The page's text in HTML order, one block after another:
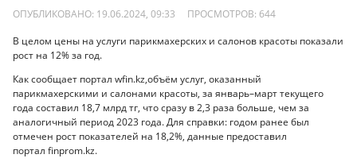
ОПУБЛИКОВАНО: 19.06.2024, 09:33 ПРОСМОТРОВ: 644
В целом цены на услуги парикмахерских и салонов красоты показали
рост на 12% за год.
Как сообщает портал wfin.kz,объём услуг, оказанный
парикмахерскими и салонами красоты, за январь–март текущего
года составил 18,7 млрд тг, что сразу в 2,3 раза больше, чем за
аналогичный период 2023 года. Для справки: годом ранее был
отмечен рост показателей на 18,2%, данные предоставил
портал finprom.kz.